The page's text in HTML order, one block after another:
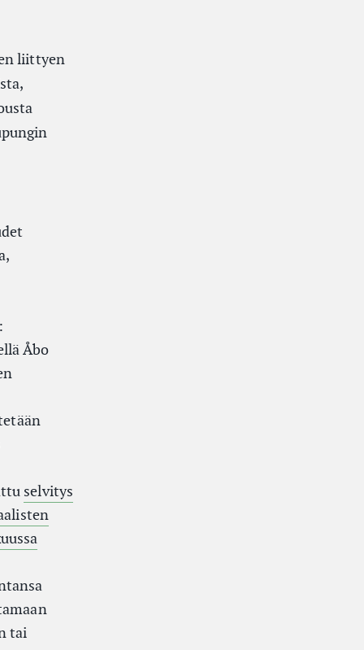
liittyen
Åbo
selvitys
tai